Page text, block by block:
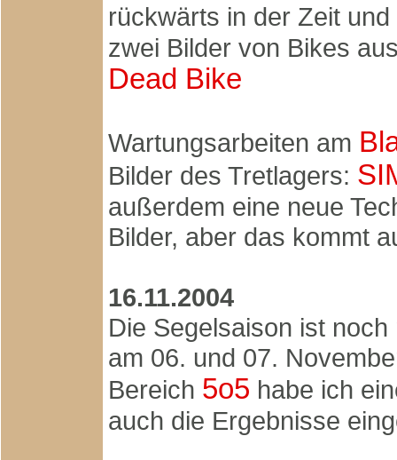
rückwärts in der Zeit
zwei Bilder von Bikes
Dead Bike
Wartungsarbeiten am
Bilder des Tretlagers:
außerdem eine neue
Bilder, aber das kommt
16.11.2004
Die Segelsaison ist
am 06. und 07.
Bereich 5o5 habe ich
auch die Ergebnisse